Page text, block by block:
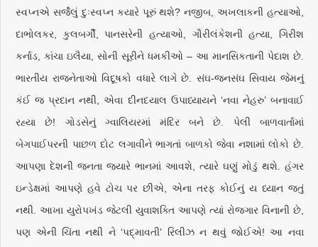
સ્વપ્નએ સર્જેલું દુઃસ્વપ્ન કયારે પૂરું થશે? નજીબ, અખલાકની હત્યાઓ,
દાભોલકર, કુલબર્ગી, પાનસરેની હત્યાઓ, ગૌરીલંકેશની હત્યા, ગિરીશ
કર્નાડ, કાંચા ઇલૈયા, સોની સૂરીને ધમકીઓ – આ માનસિકતાની પેદાશ છે.
ભારતીય રાજનેતાઓ વિદૂષકો વધારે લાગે છે. સંઘ-જનસંઘ સિવાય જેમનું
કંઈ જ પ્રદાન નથી, એવા દીનદયાલ ઉપાધ્યાયને ‘નવા નેહરુ’ બનાવાઈ
રહ્યા છે! ગોડસેનું ગ્વાલિયરમાં મંદિર બને છે. પેલી બાળવાર્તામાં
બેગપાઈપરની પાછળ દોટ લગાવીને ભાગતાં બાળકો જેવા નશામાં લોકો છે.
આપણા દેશની જનતા જ્યારે ભાનમાં આવશે, ત્યારે ઘણું મોડું થશે. હંગર
ઇન્ડેક્ષમાં આપણે હવે ટોચ પર છીએ, એના તરફ કોઈનું ય ધ્યાન જતું
નથી. આખા યુરોપખંડ જેટલી યુવાશક્તિ આપણે ત્યાં રોજગાર વિનાની છે,
પણ એની ચિંતા નથી ને ‘પદ્‌માવતી’ રિલીઝ ન થવું જોઈએ! આ નવા